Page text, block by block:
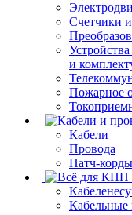
Счетчики
и
Пожарное
Кабели
Провода
Патч-
Кабельные